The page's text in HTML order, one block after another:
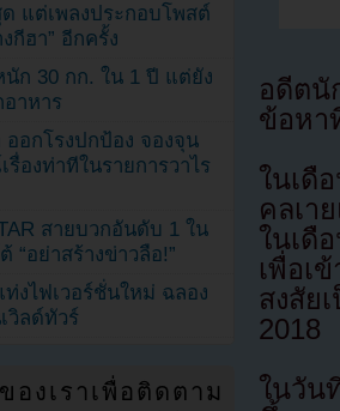
อดีต
ข้อหา
ในเดื
คลเา
ในเดื
เพื่อเ
สงสัย
2018
ในวัน
แต่เพลงประกอบโพสต์
กีฮา” อีกครั้ง
ก 30 กก. ใน 1 ปี แต่ยัง
าหาร
ออกโรงปกป้อง จองจุน
องท่าทีในรายการวาไร
สายบวกอันดับ 1 ใน
“อย่าสร้างข่าวลือ!”
ท่งไฟเวอร์ชั่นใหม่ ฉลอง
วิลด์ทัวร์
องเราเพื่อติดตาม